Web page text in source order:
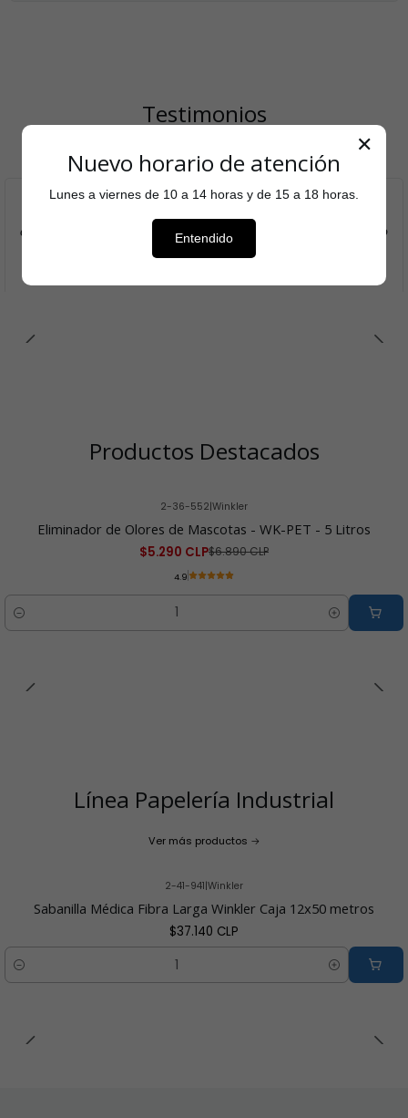
Testimonios
entregó sobre tu tienda para aumentar el reconocimiento
Productos Destacados
2-36-552|Winkler
Eliminador de Olores de Mascotas - WK-PET - 5 Litros
$5.290 CLP$6.890 CLP
4.9
Cantidad
Línea Papelería Industrial
Ver más productos
2-41-941|Winkler
Sabanilla Médica Fibra Larga Winkler Caja 12x50 metros
$37.140 CLP
Cantidad
✕
Nuevo horario de atención
Lunes a viernes de 10 a 14 horas y de 15 a 18 horas.
Entendido